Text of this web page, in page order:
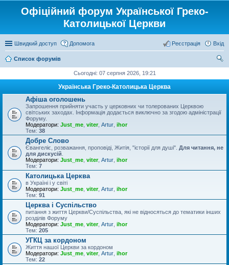
Офіційний форум Української Греко-
Католицької Церкви
Швидкий доступ Допомога Вхід
Реєстрація
Список форумів
Сьогодні: 07 серпня 2026, 19:21
Українська Греко-Католицька Церква
Афіша оголошень
Запрошення прийняти участь у церковних чи толерованих Церквою
світських заходах. Інформація додається виключно за згодою адміністрації
Форуму.
Модератори: Just_me viter, Artur ihor
Тем: 38
Добре Слово
Євангеліє, розважання, проповіді, Житія, "історії для душі". Для читання, не
для дискусій
Модератори: Just_me viter, Artur ihor
Тем: 7
Католицька Церква
в Україні і у світі
Модератори: Just_me viter, Artur ihor
Тем: 91
Церква і Суспільство
питання з життя Церкви/Суспільства, які не відносяться до тематики інших
розділів Форуму
Модератори: Just_me viter, Artur ihor
Тем: 205
УГКЦ за кордоном
Життя нашої Церкви за кордоном
Модератори: Just_me viter, Artur ihor
Тем: 22